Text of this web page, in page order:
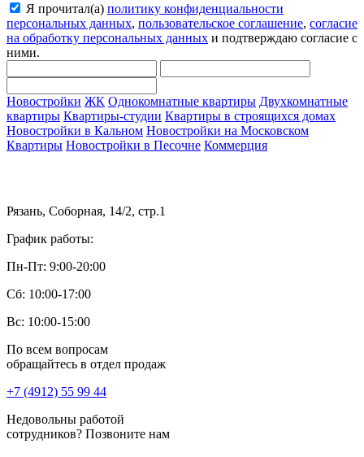
Я прочитал(а) политику конфиденциальности
персональных данных, пользовательское соглашение, согласие
на обработку персональных данных и подтверждаю согласие с
ними.
Новостройки ЖК Однокомнатные квартиры Двухкомнатные
квартиры Квартиры-студии Квартиры в строящихся домах
Новостройки в Кальном Новостройки на Московском
Квартиры Новостройки в Песочне Коммерция
Рязань, Соборная, 14/2, стр.1
График работы:
Пн-Пт: 9:00-20:00
Сб: 10:00-17:00
Вс: 10:00-15:00
По всем вопросам
обращайтесь в отдел продаж
+7 (4912) 55 99 44
Недовольны работой
сотрудников? Позвоните нам